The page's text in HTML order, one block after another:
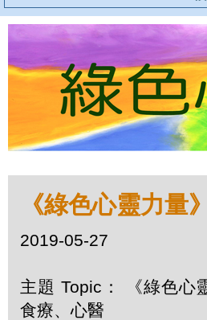
《綠色心靈力量
2019-05-27
主題 Topic： 《綠色心
食療、心醫